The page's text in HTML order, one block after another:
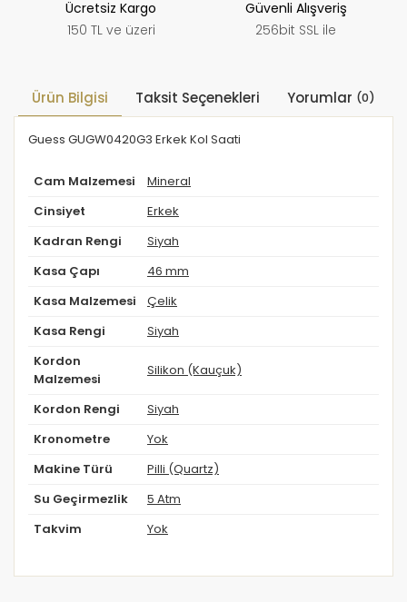
Ücretsiz Kargo
150 TL ve üzeri
Güvenli Alışveriş
256bit SSL ile
Ürün Bilgisi Taksit Seçenekleri Yorumlar (0)
Guess GUGW0420G3 Erkek Kol Saati
Cam Malzemesi Mineral
Cinsiyet Erkek
Kadran Rengi Siyah
Kasa Çapı 46 mm
Kasa Malzemesi Çelik
Kasa Rengi Siyah
Kordon
Malzemesi
Silikon (Kauçuk)
Kordon Rengi Siyah
Kronometre Yok
Makine Türü Pilli (Quartz)
Su Geçirmezlik 5 Atm
Takvim Yok